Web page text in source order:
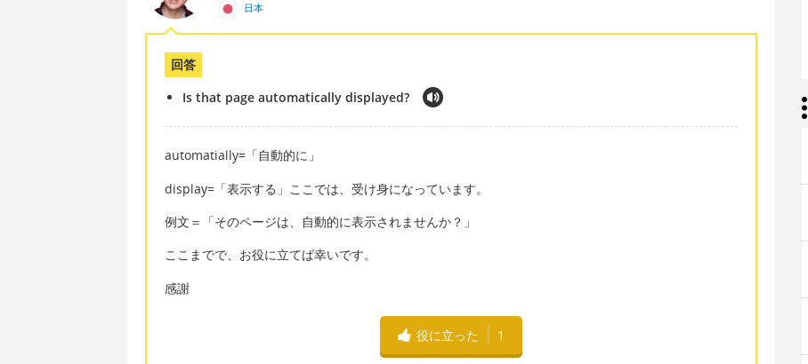
日本
回答
Is that page automatically displayed?
automatially=「自動的に」
display=「表示する」ここでは、受け身になっています。
例文＝「そのページは、自動的に表示されませんか？」
ここまでで、お役に立てば幸いです。
感謝
役に立った 1